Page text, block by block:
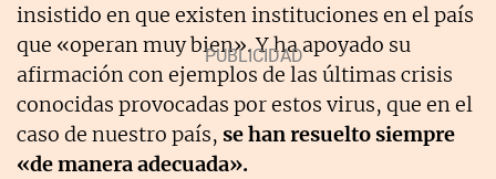
insistido en que existen instituciones en el país
que «operan muy bien». Y ha apoyado su
afirmación con ejemplos de las últimas crisis
conocidas provocadas por estos virus, que en el
caso de nuestro país, se han resuelto siempre
«de manera adecuada».